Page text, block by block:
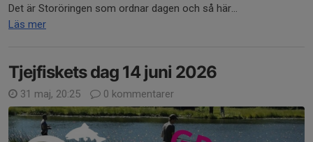
Det är Storöringen som ordnar dagen och så här...
Läs mer
Tjejfiskets dag 14 juni 2026
31 maj, 20:25 0 kommentarer